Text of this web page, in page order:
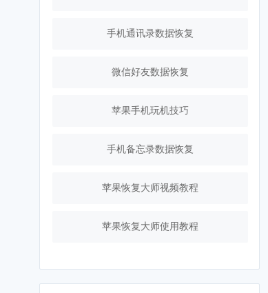
手机通讯录数据恢复
微信好友数据恢复
苹果手机玩机技巧
手机备忘录数据恢复
苹果恢复大师视频教程
苹果恢复大师使用教程